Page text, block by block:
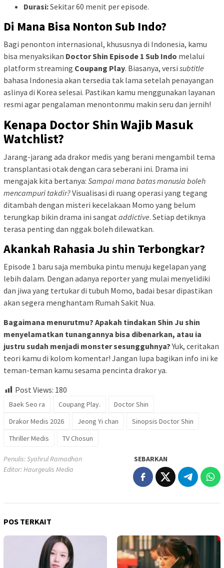
Durasi:Sekitar 60 menit per episode.
Di Mana Bisa Nonton Sub Indo?
Bagi penonton internasional, khususnya di Indonesia, kamu
bisa menyaksikan Doctor Shin Episode 1 Sub Indo melalui
platform streaming Coupang Play. Biasanya, versi subtitle
bahasa Indonesia akan tersedia tak lama setelah penayangan
aslinya di Korea selesai. Pastikan kamu menggunakan layanan
resmi agar pengalaman menontonmu makin seru dan jernih!
Kenapa Doctor Shin Wajib Masuk
Watchlist?
Jarang-jarang ada drakor medis yang berani mengambil tema
transplantasi otak dengan cara seberani ini. Drama ini
mengajak kita bertanya: Sampai mana batas manusia boleh
mencampuri takdir?Visualisasi di ruang operasi yang tegang
ditambah dengan misteri kecelakaan Momo yang belum
terungkap bikin drama ini sangat addictive. Setiap detiknya
terasa penting dan nggak boleh dilewatkan.
Akankah Rahasia Ju shin Terbongkar?
Episode 1 baru saja membuka pintu menuju kegelapan yang
lebih dalam. Dengan adanya reporter yang mulai menyelidiki
dan jiwa yang tertukar di tubuh Momo, badai besar dipastikan
akan segera menghantam Rumah Sakit Nua.
Bagaimana menurutmu? Apakah tindakan Shin Ju shin
menyelamatkan tunangannya bisa dibenarkan, atau ia
justru sudah menjadi monster sesungguhnya?Yuk, ceritakan
teori kamu di kolom komentar! Jangan lupa bagikan info ini ke
teman-teman kamu sesama pencinta drakor ya.
Post Views: 180
Baek Seo ra Coupang Play.
Doctor Shin
Drakor Medis 2026
Jeong Yi chan
Sinopsis Doctor Shin
Thriller Medis
TV Chosun
Penulis: Syahrul Ramadhan
Editor: Haurgeulis Media
SEBARKAN
POS TERKAIT